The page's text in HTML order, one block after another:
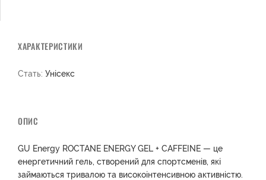
ХАРАКТЕРИСТИКИ
Стать: Унісекс
ОПИС
GU Energy ROCTANE ENERGY GEL + CAFFEINE — це
енергетичний гель, створений для спортсменів, які
займаються тривалою та високоінтенсивною активністю.